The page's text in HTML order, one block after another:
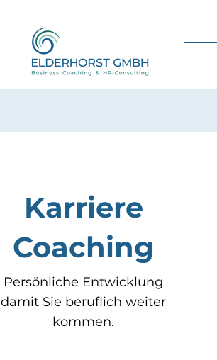
Karriere
Coaching
Persönliche Entwicklung
damit Sie beruflich weiter
kommen.